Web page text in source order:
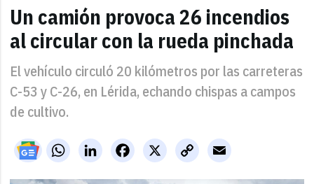
Un camión provoca 26 incendios
al circular con la rueda pinchada
El vehículo circuló 20 kilómetros por las carreteras
C-53 y C-26, en Lérida, echando chispas a campos
de cultivo.
WhatsAppLinkedIn X
Facebook
Copy
Link
Email